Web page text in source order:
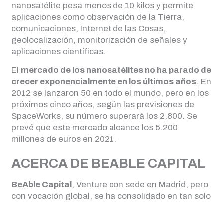
nanosatélite pesa menos de 10 kilos y permite
aplicaciones como observación de la Tierra,
comunicaciones, Internet de las Cosas,
geolocalización, monitorización de señales y
aplicaciones científicas.
El mercado de los nanosatélites no ha parado de
crecer exponencialmente en los últimos años. En
2012 se lanzaron 50 en todo el mundo, pero en los
próximos cinco años, según las previsiones de
SpaceWorks, su número superará los 2.800. Se
prevé que este mercado alcance los 5.200
millones de euros en 2021.
ACERCA DE BEABLE CAPITAL
BeAble Capital, Venture con sede en Madrid, pero
con vocación global, se ha consolidado en tan solo